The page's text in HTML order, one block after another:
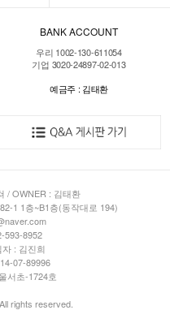
BANK ACCOUNT
우리 1002-130-611054
기업 3020-24897-02-013
예금주 : 김태환
/ OWNER : 김태환
1 1층~B1층(동작대로 194)
593-8952
: 김진희
07-89996
서초-1724호
rights reserved.